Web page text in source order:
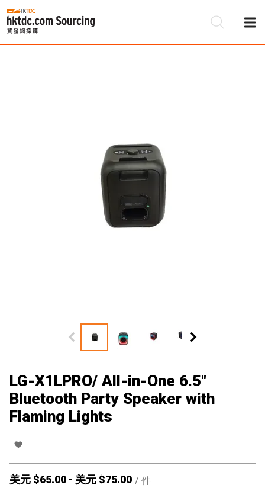
LG-X1LPRO/ All-in-One 6.5"
Bluetooth Party Speaker with
Flaming Lights
美元 $65.00 - 美元 $75.00 / 件